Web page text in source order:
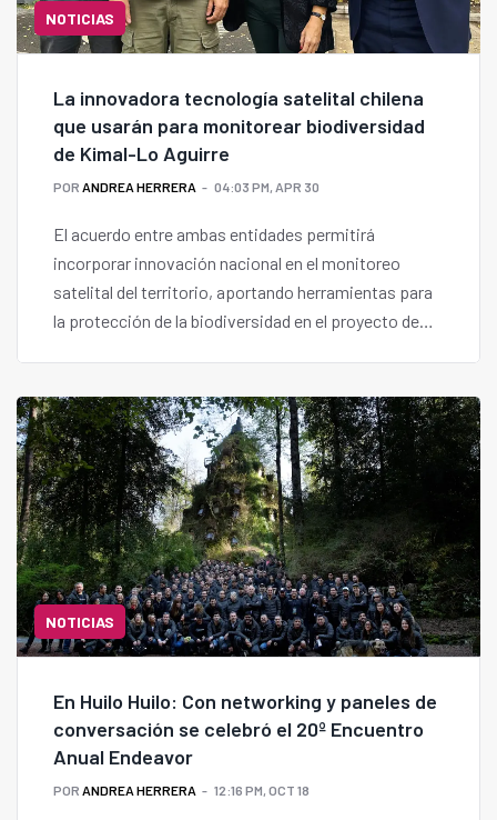
NOTICIAS
La innovadora tecnología satelital chilena
que usarán para monitorear biodiversidad
de Kimal-Lo Aguirre
POR ANDREA HERRERA 04:03 PM, APR 30
El acuerdo entre ambas entidades permitirá
incorporar innovación nacional en el monitoreo
satelital del territorio, aportando herramientas para
la protección de la biodiversidad en el proyecto de
NOTICIAS
En Huilo Huilo: Con networking y paneles de
conversación se celebró el 20º Encuentro
Anual Endeavor
POR ANDREA HERRERA 12:16 PM, OCT 18